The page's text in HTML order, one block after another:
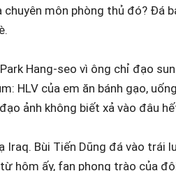
môn phòng thủ đó? Đá
Hang-seo vì ông chỉ đạo
HLV của em ăn bánh gạo,
ảnh không biết xả vào đâu
Iraq. Bùi Tiến Dũng đá vào trái
hôm ấy, fan phong trào của